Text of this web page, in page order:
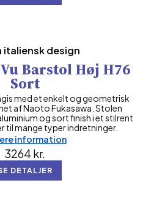
italiensk design
Barstol Høj H76
Sort
med et enkelt og geometrisk
af Naoto Fukasawa. Stolen
og sort finish i et stilrent
til mange typer indretninger.
3264 kr.
DETALJER
information